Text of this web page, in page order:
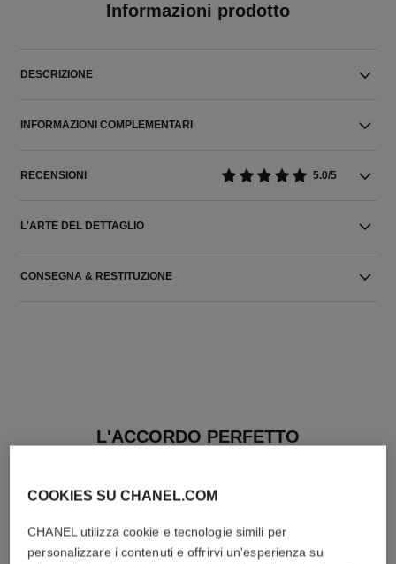
Informazioni prodotto
DESCRIZIONE
INFORMAZIONI COMPLEMENTARI
RECENSIONI 5.0/5
L'ARTE DEL DETTAGLIO
CONSEGNA & RESTITUZIONE
L'ACCORDO PERFETTO
COOKIES SU CHANEL.COM
CHANEL utilizza cookie e tecnologie simili per
personalizzare i contenuti e offrirvi un'esperienza su